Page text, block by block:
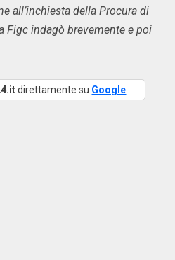
all’inchiesta della Procura di
Figc indagò brevemente e poi
direttamente su Google